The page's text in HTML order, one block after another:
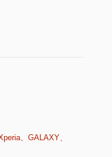
、GALAXY、